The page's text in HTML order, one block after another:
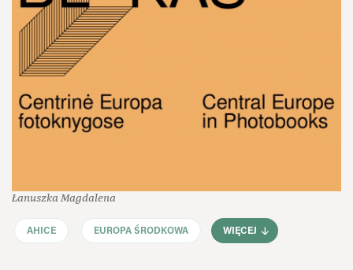
Łanuszka Magdalena
AHICE EUROPA ŚRODKOWA WIĘCEJ